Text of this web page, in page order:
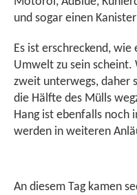
und sogar einen
Es ist erschreckend,
Umwelt zu sein scheint.
zweit unterwegs, daher
die Hälfte des Mülls
Hang ist ebenfalls noch
werden in weiteren
An diesem Tag kamen